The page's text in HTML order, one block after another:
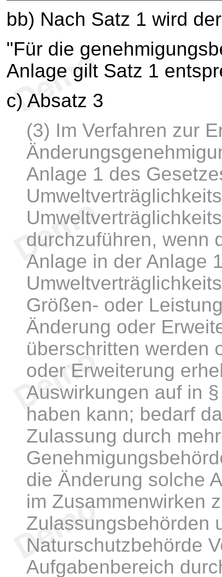
bb) Nach Satz 1 wird
"Für die
Anlage gilt Satz 1
c) Absatz 3
(3) Im Verfahren zur
Anlage 1 des
durchzuführen, wenn
Anlage in der Anlage
Größen- oder
Änderung oder
überschritten werden
oder Erweiterung
Auswirkungen auf in
haben kann; bedarf
Zulassung durch
die Änderung solche
im Zusammenwirken
Zulassungsbehörden
Naturschutzbehörde
Aufgabenbereich